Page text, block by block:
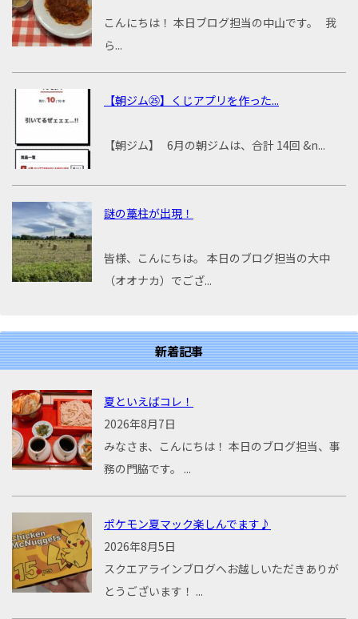
こんにちは！ 本日ブログ担当の中山です。 我
ら...
【朝ジム㉕】くじアプリを作った...
【朝ジム】 6月の朝ジムは、合計 14回 &n...
謎の藁柱が出現！
皆様、こんにちは。 本日のブログ担当の大中
（オオナカ）でござ...
新着記事
夏といえばコレ！
2026年8月7日
みなさま、こんにちは！ 本日のブログ担当、事
務の門脇です。 ...
ポケモン夏マック楽しんでます♪
2026年8月5日
スクエアラインブログへお越しいただきありが
とうございます！ ...